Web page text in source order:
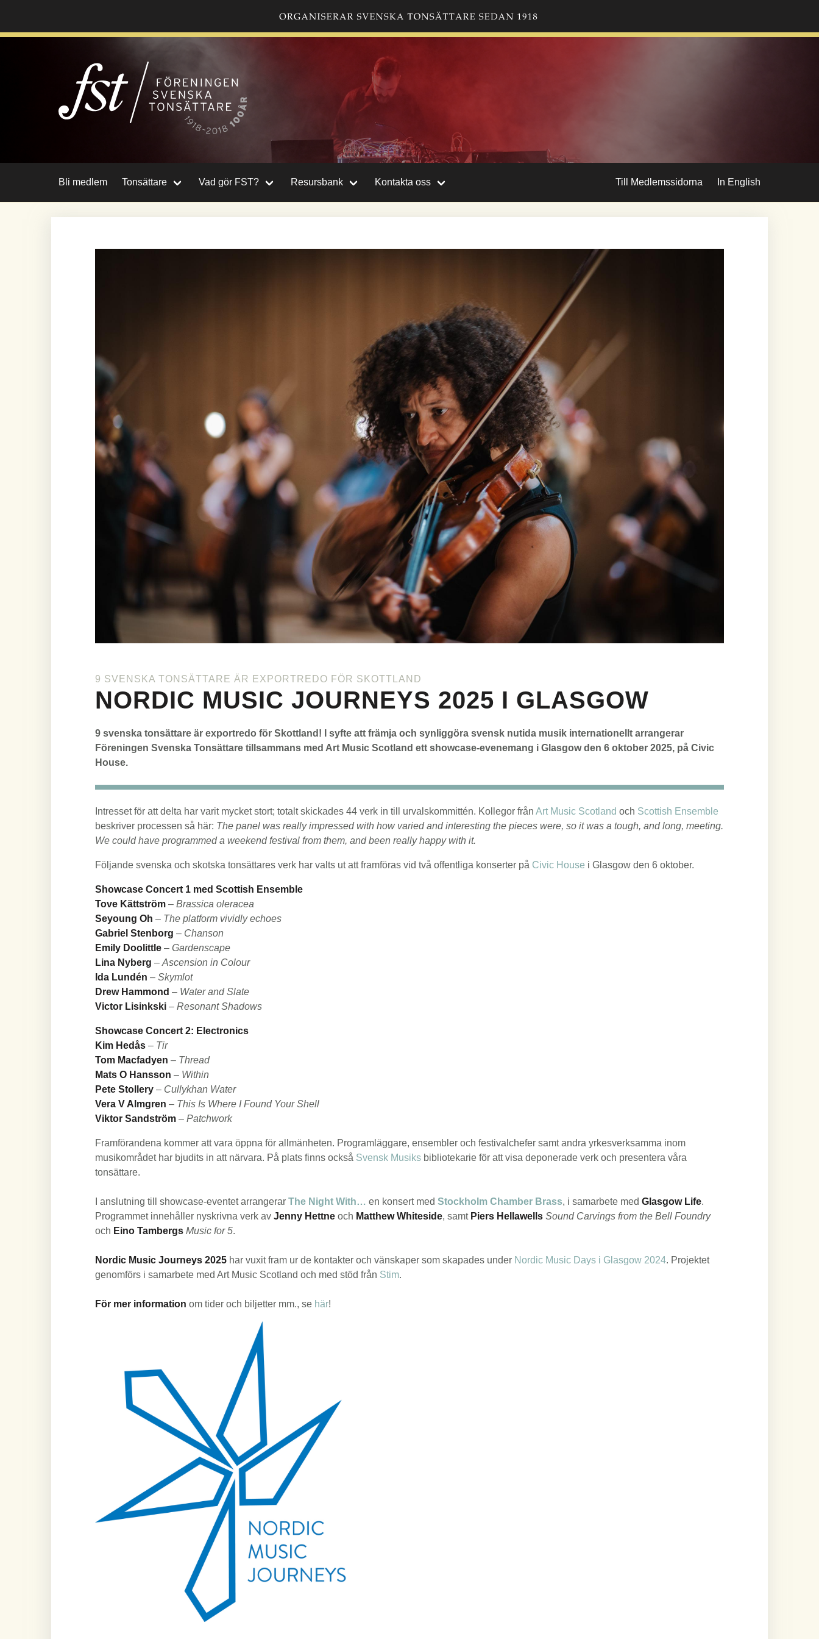
huvudinnehåll
Bli medlem Tonsättare Vad gör FST? Resursbank Kontakta oss Till Medlemssidorna In English
9 SVENSKA TONSÄTTARE ÄR EXPORTREDO FÖR SKOTTLAND
NORDIC MUSIC JOURNEYS 2025 I GLASGOW
Lead
9 svenska tonsättare är exportredo för Skottland!
I syfte att främja och synliggöra svensk nutida musik internationellt arrangerar
Föreningen Svenska Tonsättare tillsammans med Art Music Scotland ett showcase-evenemang i Glasgow den 6 oktober 2025, på Civic
House.
body
Intresset för att delta har varit mycket stort; totalt skickades 44 verk in till urvalskommittén. Kollegor från Art Music Scotland och Scottish Ensemble
beskriver processen så här: The panel was really impressed with how varied and interesting the pieces were, so it was a tough, and long, meeting.
We could have programmed a weekend festival from them, and been really happy with it.
Följande svenska och skotska tonsättares verk har valts ut att framföras vid två offentliga konserter på Civic House i Glasgow den 6 oktober.
Showcase Concert 1 med Scottish Ensemble
Tove Kättström – Brassica oleracea
Seyoung Oh – The platform vividly echoes
Gabriel Stenborg – Chanson
Emily Doolittle – Gardenscape
Lina Nyberg – Ascension in Colour
Ida Lundén – Skymlot
Drew Hammond – Water and Slate
Victor Lisinkski – Resonant Shadows
Showcase Concert 2: Electronics
Kim Hedås – Tir
Tom Macfadyen – Thread
Mats O Hansson – Within
Pete Stollery – Cullykhan Water
Vera V Almgren – This Is Where I Found Your Shell
Viktor Sandström – Patchwork
Framförandena kommer att vara öppna för allmänheten. Programläggare, ensembler och festivalchefer samt andra yrkesverksamma inom
musikområdet har bjudits in att närvara. På plats finns också Svensk Musiks bibliotekarie för att visa deponerade verk och presentera våra
tonsättare.
I anslutning till showcase-eventet arrangerar The Night With… en konsert med Stockholm Chamber Brass, i samarbete med Glasgow Life.
Programmet innehåller nyskrivna verk av Jenny Hettne och Matthew Whiteside, samt Piers Hellawells Sound Carvings from the Bell Foundry
och Eino Tambergs Music for 5.
Nordic Music Journeys 2025 har vuxit fram ur de kontakter och vänskaper som skapades under Nordic Music Days i Glasgow 2024. Projektet
genomförs i samarbete med Art Music Scotland och med stöd från Stim.
För mer information om tider och biljetter mm., se här!